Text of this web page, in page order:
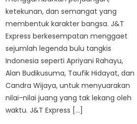
ketekunan, dan semangat yang
membentuk karakter bangsa. J&T
Express berkesempatan menggaet
sejumlah legenda bulu tangkis
Indonesia seperti Apriyani Rahayu,
Alan Budikusuma, Taufik Hidayat, dan
Candra Wijaya, untuk menyuarakan
nilai-nilai juang yang tak lekang oleh
waktu. J&T Express […]